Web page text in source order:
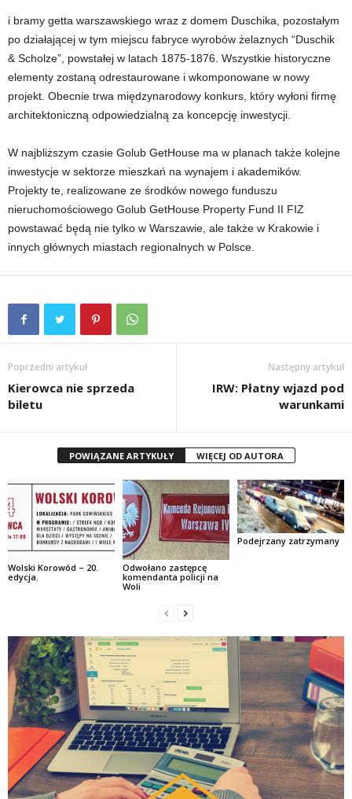
i bramy getta warszawskiego wraz z domem Duschika, pozostałym
po działającej w tym miejscu fabryce wyrobów żelaznych “Duschik
& Scholze”, powstałej w latach 1875-1876. Wszystkie historyczne
elementy zostaną odrestaurowane i wkomponowane w nowy
projekt. Obecnie trwa międzynarodowy konkurs, który wyłoni firmę
architektoniczną odpowiedzialną za koncepcję inwestycji.
W najbliższym czasie Golub GetHouse ma w planach także kolejne
inwestycje w sektorze mieszkań na wynajem i akademików.
Projekty te, realizowane ze środków nowego funduszu
nieruchomościowego Golub GetHouse Property Fund II FIZ
powstawać będą nie tylko w Warszawie, ale także w Krakowie i
innych głównych miastach regionalnych w Polsce.
Poprzedni artykuł
Kierowca nie sprzeda
biletu
Następny artykuł
IRW: Płatny wjazd pod
warunkami
POWIĄZANE ARTYKUŁY WIĘCEJ OD AUTORA
Wolski Korowód – 20.
edycja.
Odwołano zastępcę
komendanta policji na
Woli
Podejrzany zatrzymany